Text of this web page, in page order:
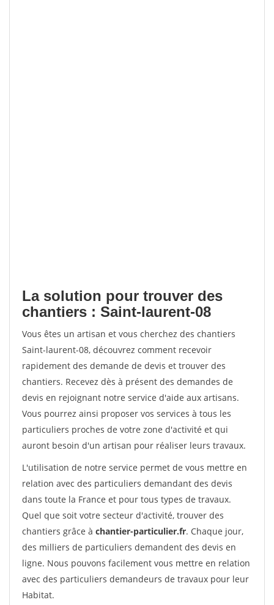
La solution pour trouver des
chantiers : Saint-laurent-08
Vous êtes un artisan et vous cherchez des chantiers
Saint-laurent-08, découvrez comment recevoir
rapidement des demande de devis et trouver des
chantiers. Recevez dès à présent des demandes de
devis en rejoignant notre service d'aide aux artisans.
Vous pourrez ainsi proposer vos services à tous les
particuliers proches de votre zone d'activité et qui
auront besoin d'un artisan pour réaliser leurs travaux.
L'utilisation de notre service permet de vous mettre en
relation avec des particuliers demandant des devis
dans toute la France et pour tous types de travaux.
Quel que soit votre secteur d'activité, trouver des
chantiers grâce à chantier-particulier.fr. Chaque jour,
des milliers de particuliers demandent des devis en
ligne. Nous pouvons facilement vous mettre en relation
avec des particuliers demandeurs de travaux pour leur
Habitat.